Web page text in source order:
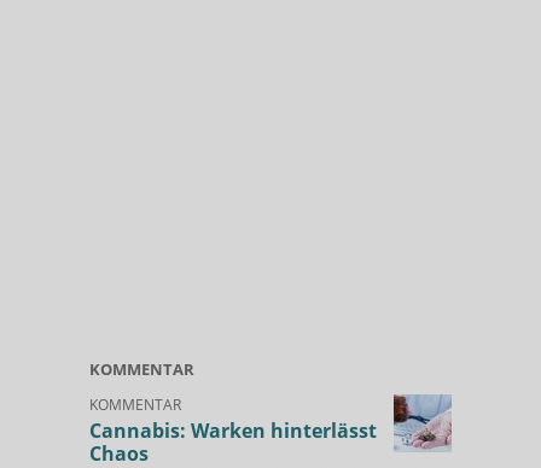
KOMMENTAR
KOMMENTAR
Cannabis: Warken hinterlässt
Chaos